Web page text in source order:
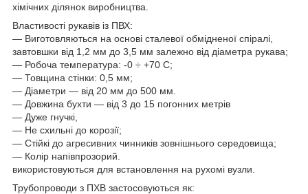
хімічних ділянок виробництва.
Властивості рукавів із ПВХ:
— Виготовляються на основі сталевої обмідненої спіралі,
завтовшки від 1,2 мм до 3,5 мм залежно від діаметра рукава;
— Робоча температура: -0 ÷ +70 С;
— Товщина стінки: 0,5 мм;
— Діаметри — від 20 мм до 500 мм.
— Довжина бухти — від 3 до 15 погонних метрів
— Дуже гнучкі,
— Не схильні до корозії;
— Стійкі до агресивних чинників зовнішнього середовища;
— Колір напівпрозорий.
використовуються для встановлення на рухомі вузли.
Трубопроводи з ПХВ застосовуються як: